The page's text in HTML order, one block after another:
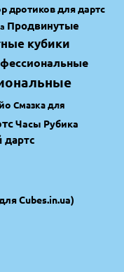
дротиков для дартс
Продвинутые
кубики
Смазка для
Часы Рубика
дартс
Cubes.in.ua)